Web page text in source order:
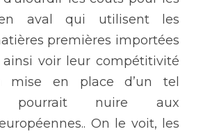
en aval qui utilisent les
premières importées
voir leur compétitivité
mise en place d’un tel
pourrait nuire aux
On le voit, les